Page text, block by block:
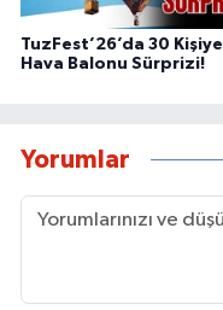
TuzFest’26’da 30 Kişiye
Hava Balonu Sürprizi!
Yorumlar